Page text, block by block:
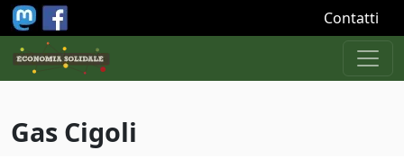
Salta al contenuto principale Contatti
Gas Cigoli